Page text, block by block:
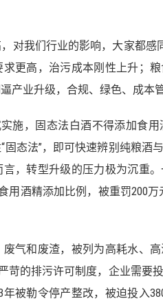
对我们行业的影响，大家都感
更高，治污成本刚性上升；
产业升级，合规、绿色、成本
实施，固态法白酒不得添加食
态法”，即可快速辨别纯粮酒
，转型升级的压力极为沉重
用酒精添加比例，被重罚200
气和废渣，被列为高耗水、
苛的排污许可制度，企业需要
被勒令停产整改，被迫投入